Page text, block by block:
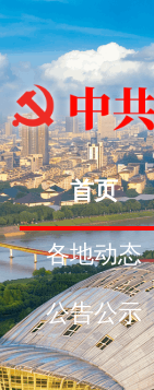
首页
各地动态
公告公示